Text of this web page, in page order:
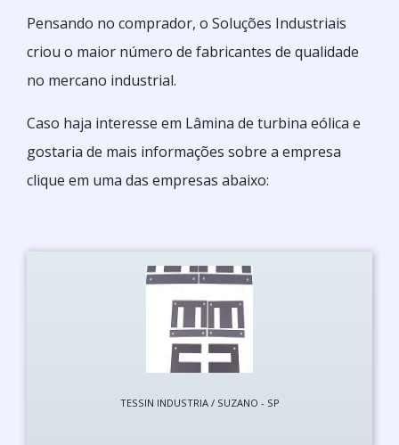
Pensando no comprador, o Soluções Industriais
criou o maior número de fabricantes de qualidade
no mercano industrial.
Caso haja interesse em Lâmina de turbina eólica e
gostaria de mais informações sobre a empresa
clique em uma das empresas abaixo:
TESSIN INDUSTRIA / SUZANO - SP